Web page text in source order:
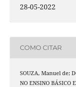
28-05-2022
COMO CITAR
SOUZA, Manuel de;
NO ENSINO BÁSICO